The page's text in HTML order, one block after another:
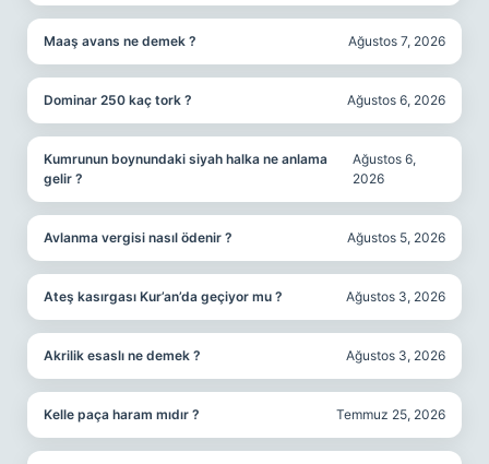
Maaş avans ne demek ? Ağustos 7, 2026
Dominar 250 kaç tork ? Ağustos 6, 2026
Kumrunun boynundaki siyah halka ne anlama
gelir ?
Ağustos 6,
2026
Avlanma vergisi nasıl ödenir ? Ağustos 5, 2026
Ateş kasırgası Kur’an’da geçiyor mu ? Ağustos 3, 2026
Akrilik esaslı ne demek ? Ağustos 3, 2026
Kelle paça haram mıdır ? Temmuz 25, 2026